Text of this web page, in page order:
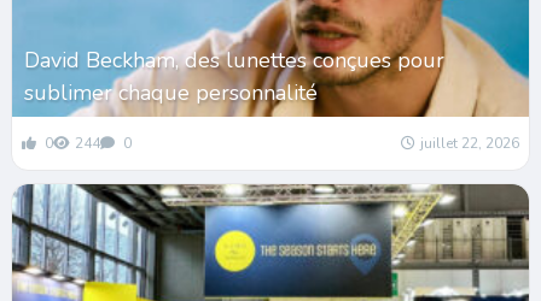
David Beckham, des lunettes conçues pour
sublimer chaque personnalité
0 244 0 juillet 22, 2026